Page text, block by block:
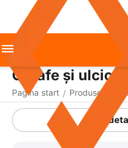
Carafe și ulcioare
Pagina start / Produse
A